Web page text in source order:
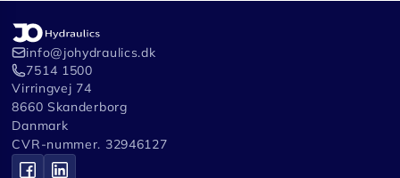
info@johydraulics.dk
7514 1500
Virringvej 74
8660 Skanderborg
Danmark
CVR-nummer. 32946127